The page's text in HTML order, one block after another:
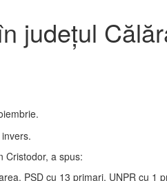
județul
Cristodor, a spus:
PSD cu 13 primari, UNPR cu 1